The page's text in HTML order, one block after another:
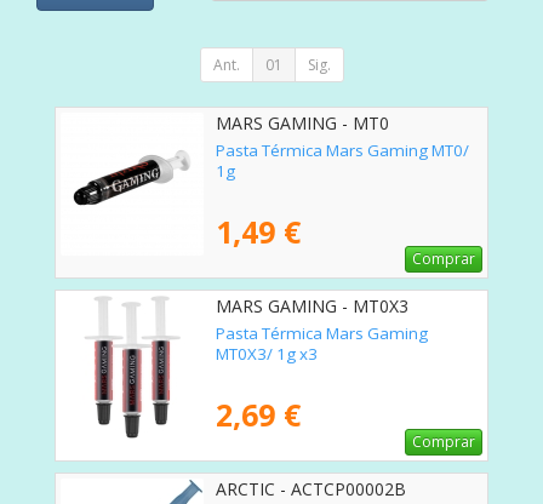
Ant. 01 Sig.
MARS GAMING - MT0
Pasta Térmica Mars Gaming MT0/
1g
1,49 €
Comprar
MARS GAMING - MT0X3
Pasta Térmica Mars Gaming
MT0X3/ 1g x3
2,69 €
Comprar
ARCTIC - ACTCP00002B